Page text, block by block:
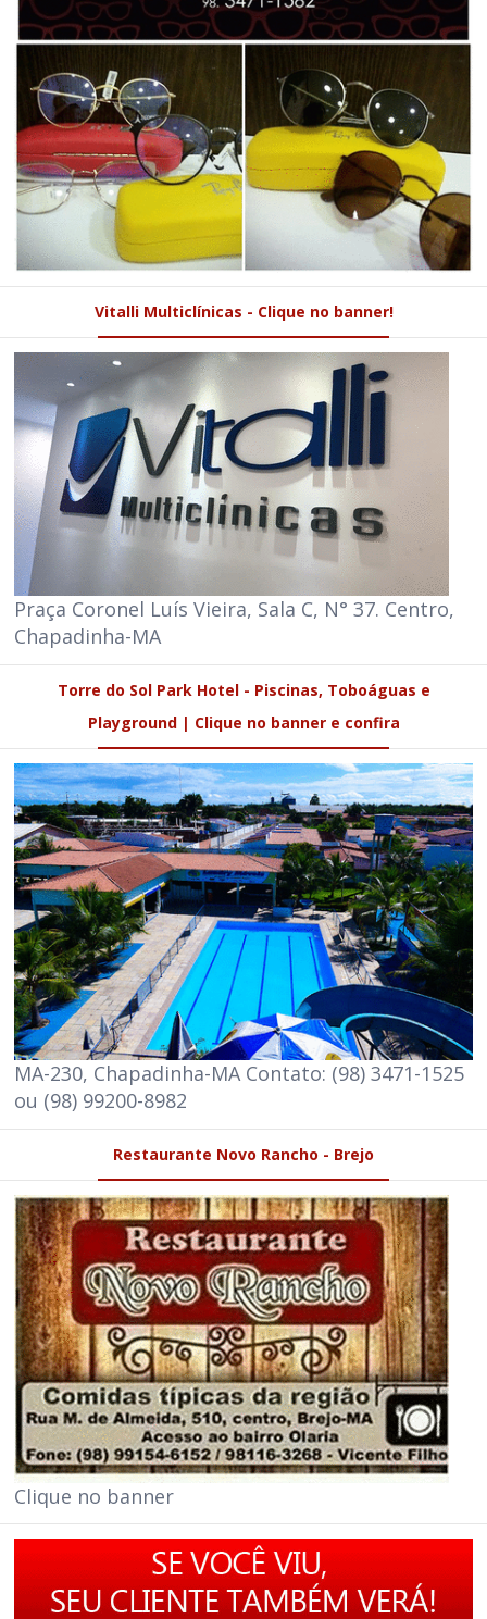
Vitalli Multiclínicas - Clique no banner!
Praça Coronel Luís Vieira, Sala C, N° 37. Centro,
Chapadinha-MA
Torre do Sol Park Hotel - Piscinas, Toboáguas e
Playground | Clique no banner e confira
MA-230, Chapadinha-MA Contato: (98) 3471-1525
ou (98) 99200-8982
Restaurante Novo Rancho - Brejo
Clique no banner